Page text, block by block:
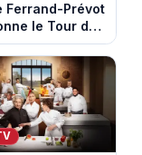
Ferrand-Prévot
le Tour de
avant